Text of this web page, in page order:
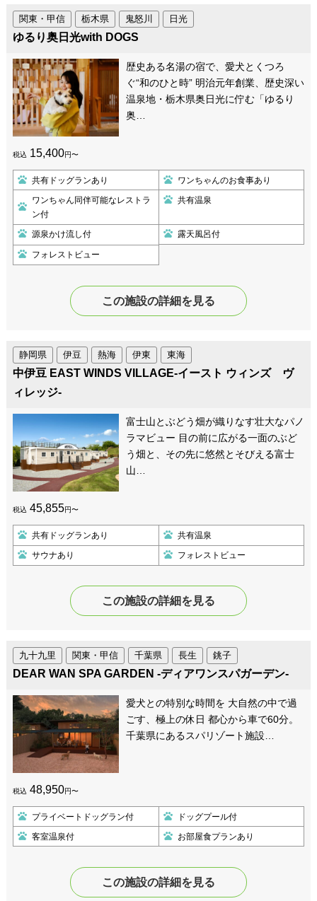
鬼怒川 日光
関東・甲信 栃木県
ゆるり奥日光with DOGS
歴史ある名湯の宿で、愛犬とくつろ
ぐ“和のひと時” 明治元年創業、歴史深い
温泉地・栃木県奥日光に佇む「ゆるり
奥…
税込 15,400円〜
共有ドッグランあり ワンちゃんのお食事あり
ワンちゃん同伴可能なレストラ
ン付
共有温泉
源泉かけ流し付 露天風呂付
フォレストビュー
この施設の詳細を見る
伊東 東海
静岡県 伊豆 熱海
中伊豆 EAST WINDS VILLAGE-イースト ウィンズ ヴ
ィレッジ-
富士山とぶどう畑が織りなす壮大なパノ
ラマビュー 目の前に広がる一面のぶど
う畑と、その先に悠然とそびえる富士
山…
税込 45,855円〜
共有ドッグランあり 共有温泉
サウナあり フォレストビュー
この施設の詳細を見る
長生 銚子
九十九里 関東・甲信 千葉県
DEAR WAN SPA GARDEN -ディアワンスパガーデン-
愛犬との特別な時間を 大自然の中で過
ごす、極上の休日 都心から車で60分。
千葉県にあるスパリゾート施設…
税込 48,950円〜
プライベートドッグラン付 ドッグプール付
客室温泉付 お部屋食プランあり
この施設の詳細を見る